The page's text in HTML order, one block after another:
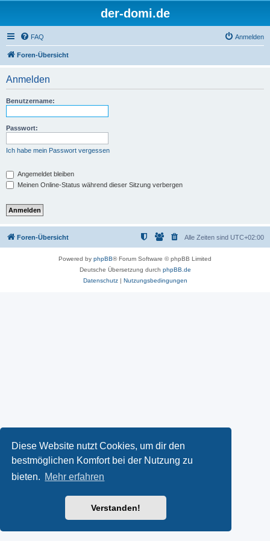
Diese Website nutzt Cookies, um dir den
bestmöglichen Komfort bei der Nutzung zu
bieten. Mehr erfahren
Verstanden!
der-domi.de
FAQ Anmelden
Foren-Übersicht
Anmelden
Benutzername:
Passwort:
Ich habe mein Passwort vergessen
Angemeldet bleiben
Meinen Online-Status während dieser Sitzung verbergen
Foren-Übersicht Alle Zeiten sind UTC+02:00
Powered by phpBB® Forum Software © phpBB Limited
Deutsche Übersetzung durch phpBB.de
Datenschutz| Nutzungsbedingungen